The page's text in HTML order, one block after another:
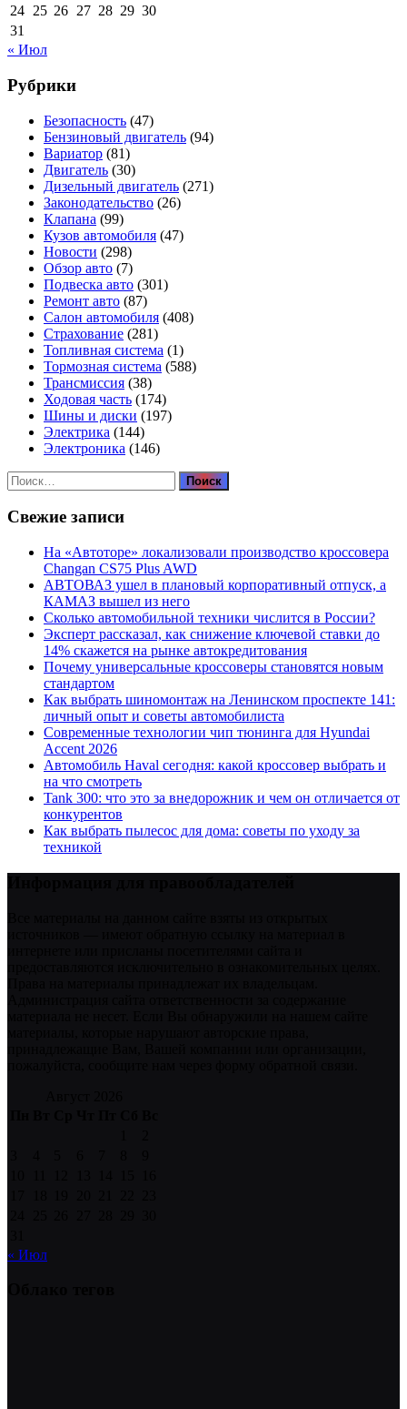
24 25 26 27 28 29 30
31
« Июл
Рубрики
Безопасность (47)
Бензиновый двигатель (94)
Вариатор (81)
Двигатель (30)
Дизельный двигатель (271)
Законодательство (26)
Клапана (99)
Кузов автомобиля (47)
Новости (298)
Обзор авто (7)
Подвеска авто (301)
Ремонт авто (87)
Салон автомобиля (408)
Страхование (281)
Топливная система (1)
Тормозная система (588)
Трансмиссия (38)
Ходовая часть (174)
Шины и диски (197)
Электрика (144)
Электроника (146)
Найти:
Свежие записи
На «Автоторе» локализовали производство кроссовера
Changan CS75 Plus AWD
АВТОВАЗ ушел в плановый корпоративный отпуск, а
КАМАЗ вышел из него
Сколько автомобильной техники числится в России?
Эксперт рассказал, как снижение ключевой ставки до
14% скажется на рынке автокредитования
Почему универсальные кроссоверы становятся новым
стандартом
Как выбрать шиномонтаж на Ленинском проспекте 141:
личный опыт и советы автомобилиста
Современные технологии чип тюнинга для Hyundai
Accent 2026
Автомобиль Haval сегодня: какой кроссовер выбрать и
на что смотреть
Tank 300: что это за внедорожник и чем он отличается от
конкурентов
Как выбрать пылесос для дома: советы по уходу за
техникой
« Июл